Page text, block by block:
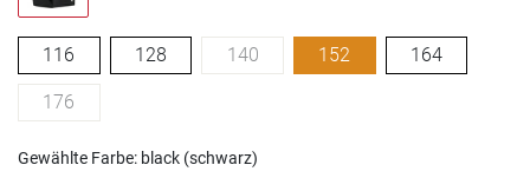
116 128 140 152 164
176
Gewählte Farbe: black (schwarz)